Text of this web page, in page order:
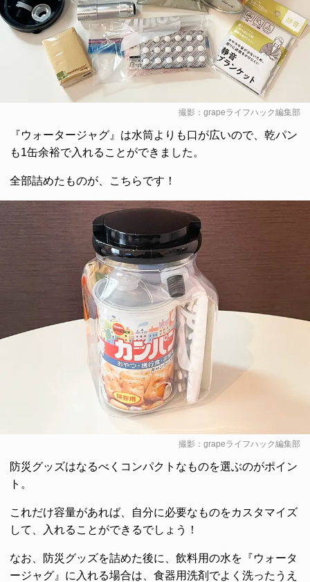
撮影：grapeライフハック編集部
『ウォータージャグ』は水筒よりも口が広いので、乾パン
も1缶余裕で入れることができました。
全部詰めたものが、こちらです！
撮影：grapeライフハック編集部
防災グッズはなるべくコンパクトなものを選ぶのがポイン
ト。
これだけ容量があれば、自分に必要なものをカスタマイズ
して、入れることができるでしょう！
なお、防災グッズを詰めた後に、飲料用の水を『ウォータ
ージャグ』に入れる場合は、食器用洗剤でよく洗ったうえ